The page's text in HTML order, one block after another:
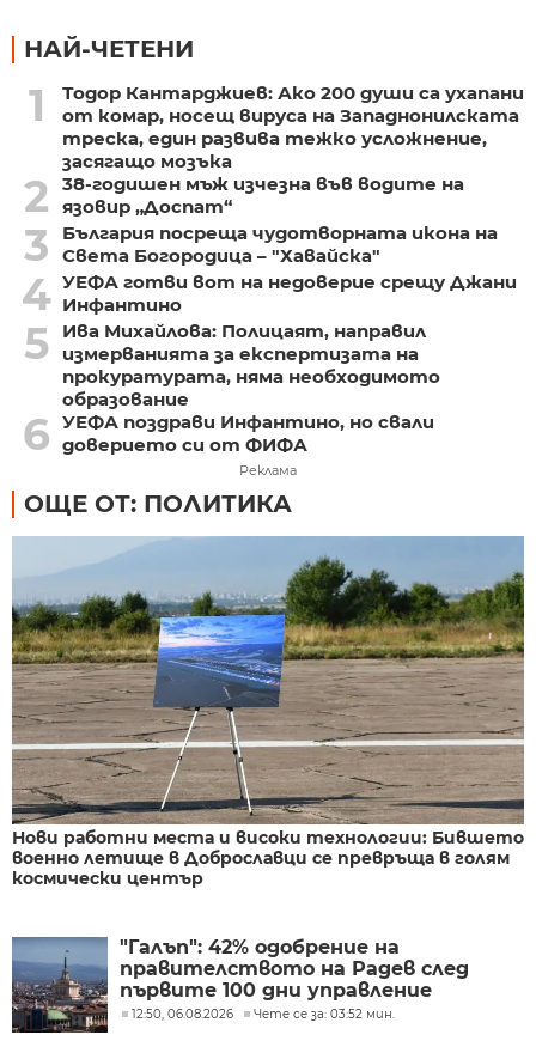
НАЙ-ЧЕТЕНИ
1
Тодор Кантарджиев: Ако 200 души са ухапани
от комар, носещ вируса на Западнонилската
треска, един развива тежко усложнение,
засягащо мозъка
2
38-годишен мъж изчезна във водите на
язовир „Доспат“
3
България посреща чудотворната икона на
Света Богородица – "Хавайска"
4 УЕФА готви вот на недоверие срещу Джани
Инфантино
5
Ива Михайлова: Полицаят, направил
измерванията за експертизата на
прокуратурата, няма необходимото
образование
6 УЕФА поздрави Инфантино, но свали
доверието си от ФИФА
Реклама
ОЩЕ ОТ: ПОЛИТИКА
Нови работни места и високи технологии: Бившето
военно летище в Доброславци се превръща в голям
космически център
"Галъп": 42% одобрение на
правителството на Радев след
първите 100 дни управление
12:50, 06.08.2026 Чете се за: 03:52 мин.